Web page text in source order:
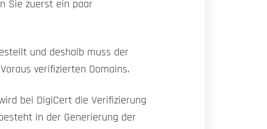
Sie zuerst ein paar
und deshalb muss der
verifizierten Domains.
bei DigiCert die Verifizierung
in der Generierung der